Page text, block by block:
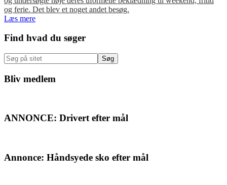
og ferie. Det blev et noget andet besøg.
Læs mere
Primær
Sidebar
Find hvad du søger
Søg
på
sitet
Bliv medlem
ANNONCE: Drivert efter mål
Annonce: Håndsyede sko efter mål